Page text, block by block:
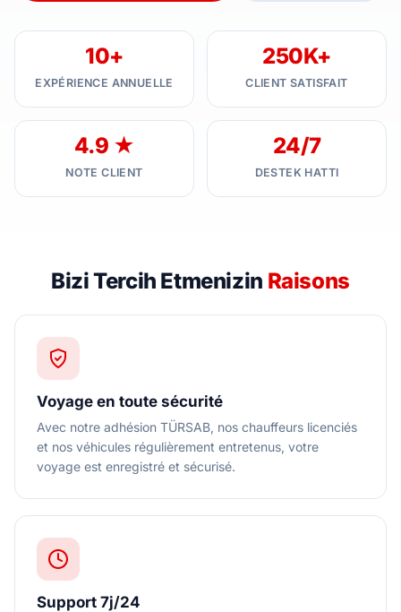
10+
EXPÉRIENCE ANNUELLE
250K+
CLIENT SATISFAIT
4.9 ★
NOTE CLIENT
24/7
DESTEK HATTI
Bizi Tercih Etmenizin Raisons
Voyage en toute sécurité
Avec notre adhésion TÜRSAB, nos chauffeurs licenciés
et nos véhicules régulièrement entretenus, votre
voyage est enregistré et sécurisé.
Support 7j/24